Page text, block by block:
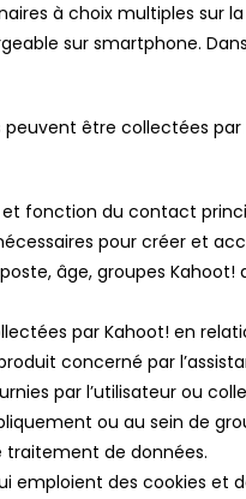
à choix multiples
sur smartphone.
être collectées
fonction du contact
pour créer et
âge, groupes
par Kahoot! en
concerné par
par l’utilisateur ou
ou au sein de
traitement de données.
emploient des cookies